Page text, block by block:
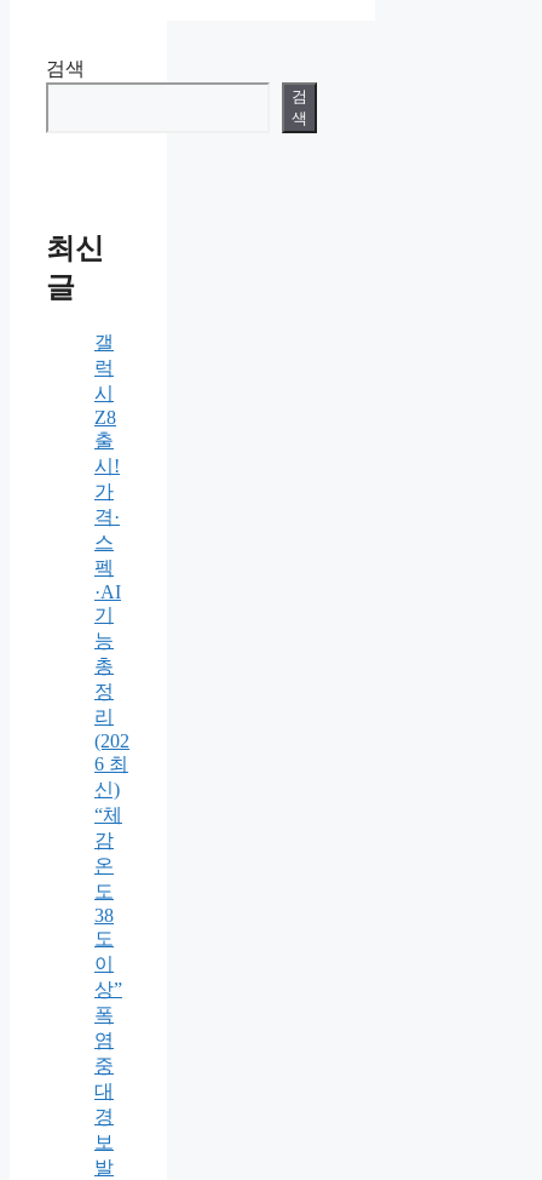
검색
검
색
최신
글
갤
럭
시
Z8
출
시!
가
격·
스
펙
·AI
기
능
총
정
리
(202
6 최
신)
“체
감
온
도
38
도
이
상”
폭
염
중
대
경
보
발